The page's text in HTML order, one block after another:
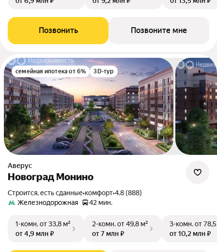
Позвонить Позвоните мне
семейная ипотека от 6% 3D-тур
Аверус
Новоград Монино
Строится, есть сданные•комфорт•4.8 (888)
Железнодорожная
42 мин.
1-комн.от 33,8 м²
от 4,9 млн ₽
2-комн.от 49,8 м²
от 7 млн ₽
3-комн.от
от 10,2 млн ₽